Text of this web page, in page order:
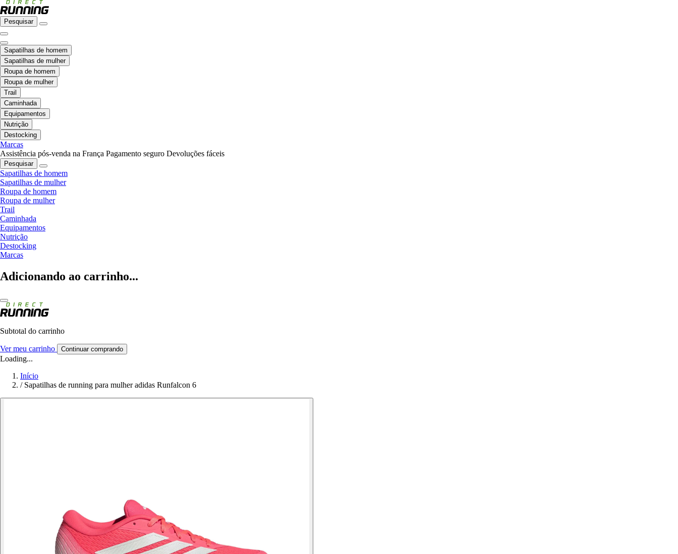
Pesquisar
Sapatilhas de homem
Sapatilhas de mulher
Roupa de homem
Roupa de mulher
Trail
Caminhada
Equipamentos
Nutrição
Destocking
Marcas
Assistência pós-venda na França Pagamento seguro Devoluções fáceis
Pesquisar
Sapatilhas de homem
Sapatilhas de mulher
Roupa de homem
Roupa de mulher
Trail
Caminhada
Equipamentos
Nutrição
Destocking
Marcas
Adicionando ao carrinho...
Subtotal do carrinho
Ver meu carrinho Continuar comprando
Loading...
Início
/ Sapatilhas de running para mulher adidas Runfalcon 6